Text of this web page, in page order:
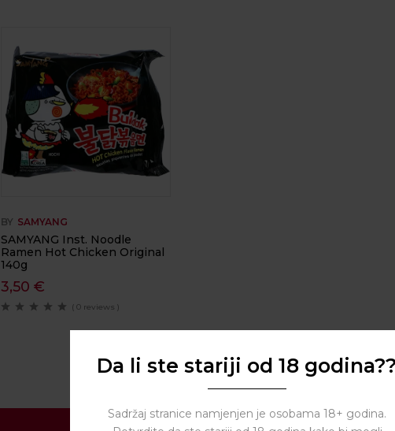
BY SAMYANG
SAMYANG Inst. Noodle
Ramen Hot Chicken Original
140g
3,50 €
( 0 reviews )
Da li ste stariji od 18 godina??
Sadržaj stranice namjenjen je osobama 18+ godina.